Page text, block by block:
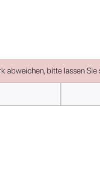
abweichen, bitte lassen Sie